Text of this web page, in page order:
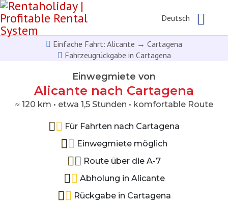
Deutsch
Einfache Fahrt: Alicante → Cartagena
Fahrzeugrückgabe in Cartagena
Einwegmiete von
Alicante nach Cartagena
≈ 120 km • etwa 1,5 Stunden • komfortable Route
Für Fahrten nach Cartagena
Einwegmiete möglich
Route über die A-7
Abholung in Alicante
Rückgabe in Cartagena